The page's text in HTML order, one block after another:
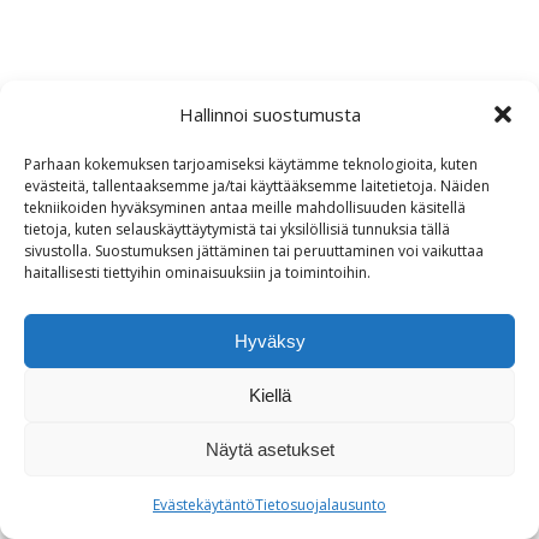
Hallinnoi suostumusta
Parhaan kokemuksen tarjoamiseksi käytämme teknologioita, kuten
evästeitä, tallentaaksemme ja/tai käyttääksemme laitetietoja. Näiden
tekniikoiden hyväksyminen antaa meille mahdollisuuden käsitellä
tietoja, kuten selauskäyttäytymistä tai yksilöllisiä tunnuksia tällä
sivustolla. Suostumuksen jättäminen tai peruuttaminen voi vaikuttaa
haitallisesti tiettyihin ominaisuuksiin ja toimintoihin.
Hyväksy
Kiellä
Näytä asetukset
EvästekäytäntöTietosuojalausunto